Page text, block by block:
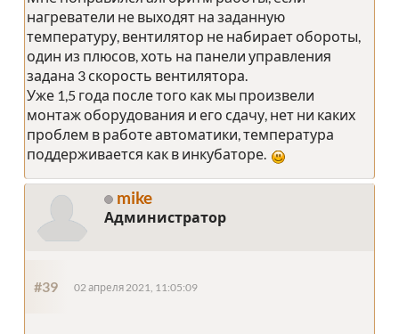
нагреватели не выходят на заданную
температуру, вентилятор не набирает обороты,
один из плюсов, хоть на панели управления
задана 3 скорость вентилятора.
Уже 1,5 года после того как мы произвели
монтаж оборудования и его сдачу, нет ни каких
проблем в работе автоматики, температура
поддерживается как в инкубаторе.
mike
Администратор
#39 02 апреля 2021, 11:05:09